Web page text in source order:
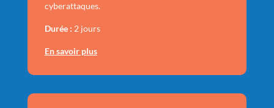
cyberattaques.
Durée : 2 jours
En savoir plus